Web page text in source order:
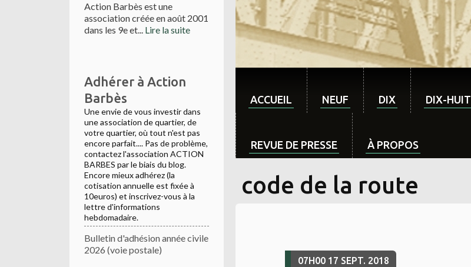
Action Barbès est une
association créée en août 2001
dans les 9e et... Lire la suite
Adhérer à Action
Barbès
Une envie de vous investir dans
une association de quartier, de
votre quartier, où tout n'est pas
encore parfait.... Pas de problème,
contactez l'association ACTION
BARBES par le biais du blog.
Encore mieux adhérez (la
cotisation annuelle est fixée à
10euros) et inscrivez-vous à la
lettre d'informations
hebdomadaire.
Bulletin d'adhésion année civile
2026 (voie postale)
ACCUEIL NEUF DIX DIX-HUIT
REVUE DE PRESSE À PROPOS
code de la route
07H00 17 SEPT. 2018